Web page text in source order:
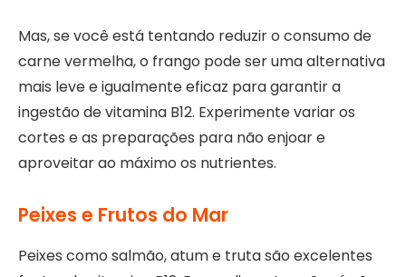
Mas, se você está tentando reduzir o consumo de
carne vermelha, o frango pode ser uma alternativa
mais leve e igualmente eficaz para garantir a
ingestão de vitamina B12. Experimente variar os
cortes e as preparações para não enjoar e
aproveitar ao máximo os nutrientes.
Peixes e Frutos do Mar
Peixes como salmão, atum e truta são excelentes